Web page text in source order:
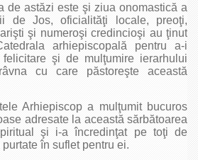
de astăzi este şi ziua onomastică a
de Jos, oficialităţi locale, preoţi,
şi numeroşi credincioşi au ţinut
arhiepiscopală pentru a-i
şi de mulţumire ierarhului
cu care păstoreşte această
Arhiepiscop a mulţumit bucuros
adresate la această sărbătoarea
şi i-a încredinţat pe toţi de
în suflet pentru ei.